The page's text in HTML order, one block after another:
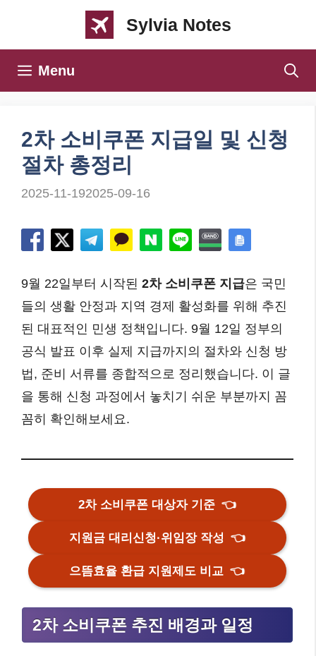
Sylvia Notes
Menu
2차 소비쿠폰 지급일 및 신청
절차 총정리
2025-11-192025-09-16
9월 22일부터 시작된 2차 소비쿠폰 지급은 국민
들의 생활 안정과 지역 경제 활성화를 위해 추진
된 대표적인 민생 정책입니다. 9월 12일 정부의
공식 발표 이후 실제 지급까지의 절차와 신청 방
법, 준비 서류를 종합적으로 정리했습니다. 이 글
을 통해 신청 과정에서 놓치기 쉬운 부분까지 꼼
꼼히 확인해보세요.
2차 소비쿠폰 대상자 기준👈
지원금 대리신청·위임장 작성👈
으뜸효율 환급 지원제도 비교👈
2차 소비쿠폰 추진 배경과 일정